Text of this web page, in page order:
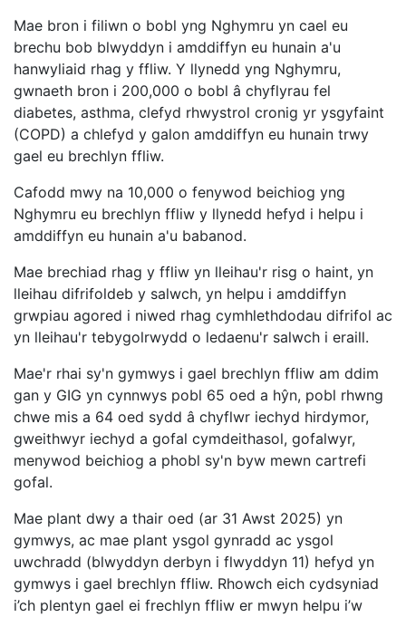
Mae bron i filiwn o bobl yng Nghymru yn cael eu
brechu bob blwyddyn i amddiffyn eu hunain a'u
hanwyliaid rhag y ffliw. Y llynedd yng Nghymru,
gwnaeth bron i 200,000 o bobl â chyflyrau fel
diabetes, asthma, clefyd rhwystrol cronig yr ysgyfaint
(COPD) a chlefyd y galon amddiffyn eu hunain trwy
gael eu brechlyn ffliw.
Cafodd mwy na 10,000 o fenywod beichiog yng
Nghymru eu brechlyn ffliw y llynedd hefyd i helpu i
amddiffyn eu hunain a'u babanod.
Mae brechiad rhag y ffliw yn lleihau'r risg o haint, yn
lleihau difrifoldeb y salwch, yn helpu i amddiffyn
grwpiau agored i niwed rhag cymhlethdodau difrifol ac
yn lleihau'r tebygolrwydd o ledaenu'r salwch i eraill.
Mae'r rhai sy'n gymwys i gael brechlyn ffliw am ddim
gan y GIG yn cynnwys pobl 65 oed a hŷn, pobl rhwng
chwe mis a 64 oed sydd â chyflwr iechyd hirdymor,
gweithwyr iechyd a gofal cymdeithasol, gofalwyr,
menywod beichiog a phobl sy'n byw mewn cartrefi
gofal.
Mae plant dwy a thair oed (ar 31 Awst 2025) yn
gymwys, ac mae plant ysgol gynradd ac ysgol
uwchradd (blwyddyn derbyn i flwyddyn 11) hefyd yn
gymwys i gael brechlyn ffliw. Rhowch eich cydsyniad
i’ch plentyn gael ei frechlyn ffliw er mwyn helpu i’w